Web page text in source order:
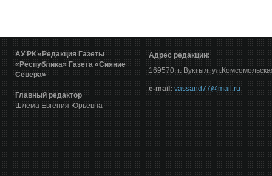
АУ РК «Редакция Газеты
«Республика» Газета «Сияние
Севера»
Главный редактор
Шлёма Евгения Юрьевна
Адрес редакции:
169570, г. Вуктыл,
е-mail: vassand77@mail.ru